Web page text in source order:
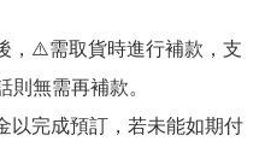
，⚠️需取貨時進行補款，支
無需再補款。
以完成預訂，若未能如期付